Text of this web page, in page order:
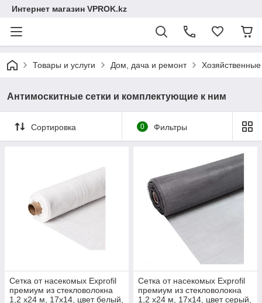
Интернет магазин VPROK.kz
Товары и услуги Дом, дача и ремонт
Антимоскитные сетки и комплектующие к ним
Сортировка 0 Фильтры
Сетка от насекомых Exprofil
премиум из стекловолокна
1,2 х24 м, 17х14, цвет белый,
Сетка от насекомых Exprofil
премиум из стекловолокна
1,2 х24 м, 17х14, цвет серый,